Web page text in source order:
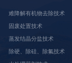
难降解有机物去除技术
固废处置技术
蒸发结晶分盐技术
除硬、除硅、除氟技术